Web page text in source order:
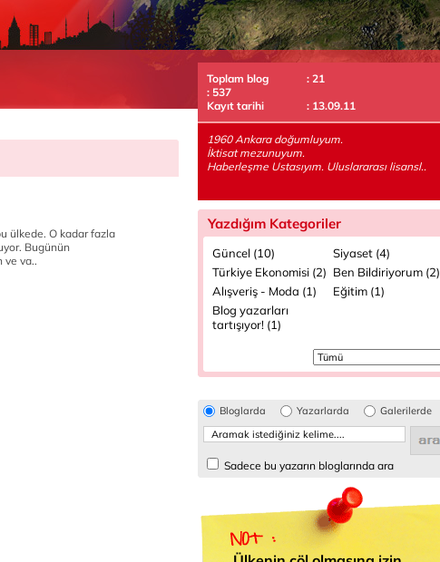
ülkede. O kadar fazla
Bugünün
ve va..
Toplam blog
: 21
: 537
Kayıt tarihi
: 13.09.11
1960 Ankara doğumluyum.
İktisat mezunuyum.
Haberleşme Ustasıyım. Uluslararası lisansl..
Yazdığım Kategoriler
Güncel (10)
Siyaset (4)
Türkiye Ekonomisi (2) Ben Bildiriyorum (2)
Alışveriş - Moda (1)
Eğitim (1)
Blog yazarları
tartışıyor! (1)
Bloglarda Yazarlarda Galerilerde
Sadece bu yazarın bloglarında ara